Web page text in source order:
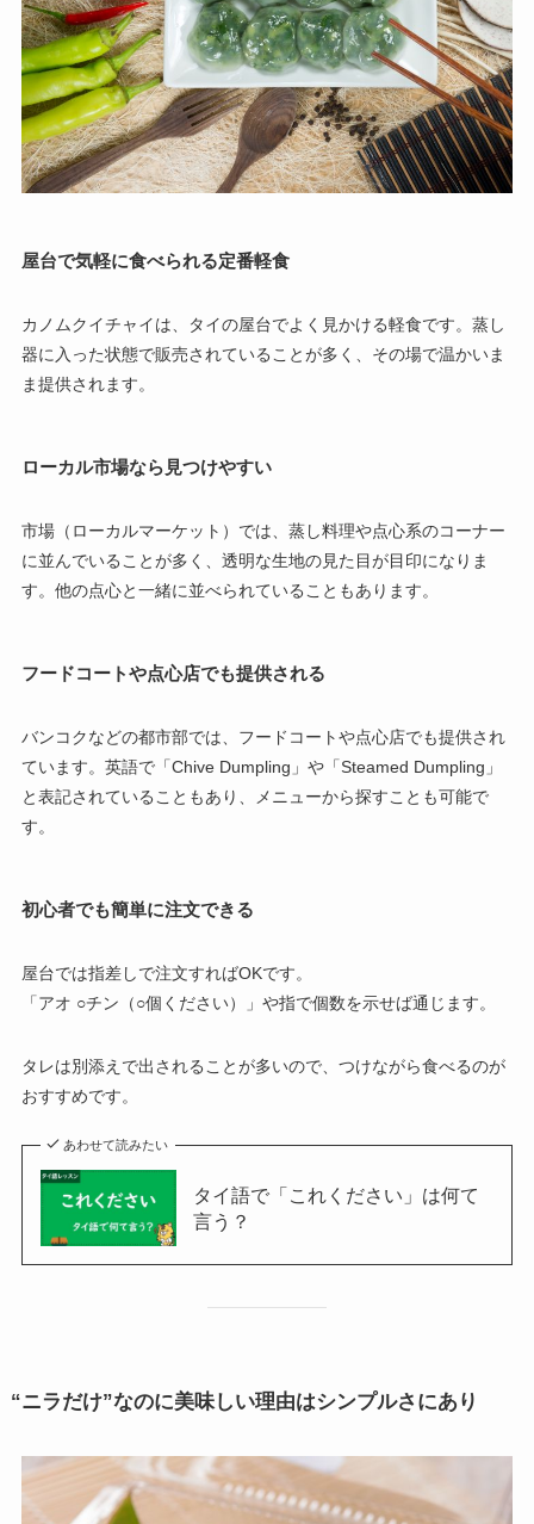
屋台で気軽に食べられる定番軽食
カノムクイチャイは、タイの屋台でよく見かける軽食です。蒸し
器に入った状態で販売されていることが多く、その場で温かいま
ま提供されます。
ローカル市場なら見つけやすい
市場（ローカルマーケット）では、蒸し料理や点心系のコーナー
に並んでいることが多く、透明な生地の見た目が目印になりま
す。他の点心と一緒に並べられていることもあります。
フードコートや点心店でも提供される
バンコクなどの都市部では、フードコートや点心店でも提供され
ています。英語で「Chive Dumpling」や「Steamed Dumpling」
と表記されていることもあり、メニューから探すことも可能で
す。
初心者でも簡単に注文できる
屋台では指差しで注文すればOKです。
「アオ ○チン（○個ください）」や指で個数を示せば通じます。
タレは別添えで出されることが多いので、つけながら食べるのが
おすすめです。
あわせて読みたい
タイ語で「これください」は何て
言う？
“ニラだけ”なのに美味しい理由はシンプルさにあり